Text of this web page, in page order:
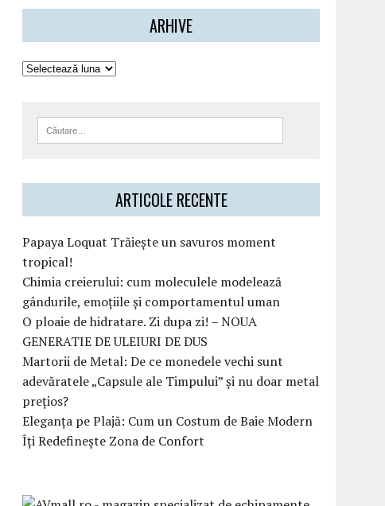
ARHIVE
ARTICOLE RECENTE
Papaya Loquat Trăiește un savuros moment
tropical!
Chimia creierului: cum moleculele modelează
gândurile, emoțiile și comportamentul uman
O ploaie de hidratare. Zi dupa zi! – NOUA
GENERATIE DE ULEIURI DE DUS
Martorii de Metal: De ce monedele vechi sunt
adevăratele „Capsule ale Timpului” și nu doar metal
prețios?
Eleganța pe Plajă: Cum un Costum de Baie Modern
Îți Redefinește Zona de Confort